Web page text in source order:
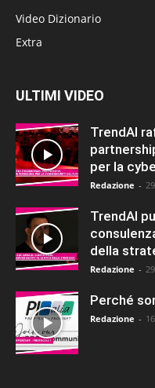
Video Dizionario
Extra
ULTIMI VIDEO
TrendAI
per la
Redazione -
TrendAI
della
Redazione -
Perché
Redazione -